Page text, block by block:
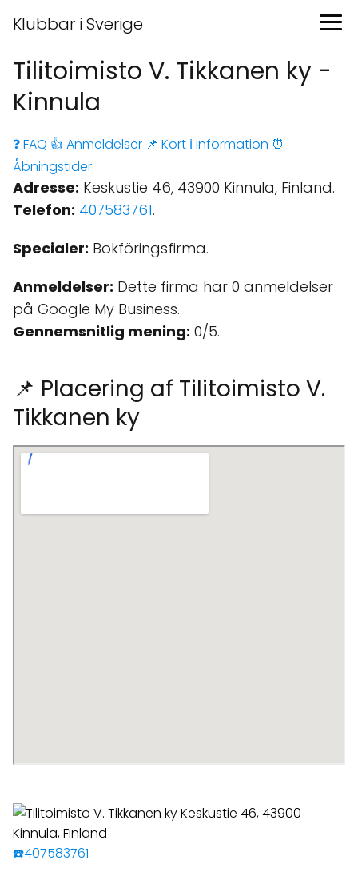
Klubbar i Sverige
Tilitoimisto V. Tikkanen ky -
Kinnula
❓ FAQ 👍 Anmeldelser 📌 Kort ℹ️ Information ⏰
Åbningstider
Adresse: Keskustie 46, 43900 Kinnula, Finland.
Telefon: 407583761.
Specialer: Bokföringsfirma.
Anmeldelser: Dette firma har 0 anmeldelser
på Google My Business.
Gennemsnitlig mening: 0/5.
📌 Placering af Tilitoimisto V.
Tikkanen ky
☎️407583761